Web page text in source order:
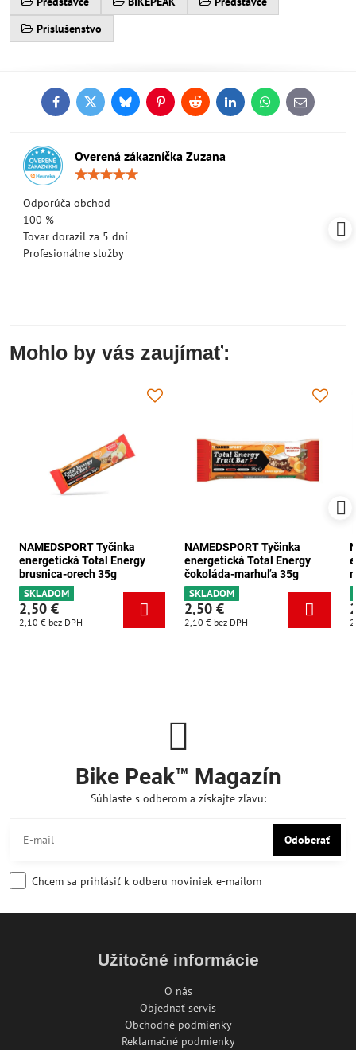
Príslušenstvo
FacebookTwitterBlueskyPinterestReddit LinkedInWhatsApp
E-
mail
Overená zákazníčka Zuzana
Odporúča obchod
100 %
Tovar dorazil za 5 dní
Profesionálne služby
Mohlo by vás zaujímať:
NAMEDSPORT Tyčinka
energetická Total Energy
brusnica-orech 35g
SKLADOM
2,50 €
2,10 € bez DPH
NAMEDSPORT Tyčinka
energetická Total Energy
čokoláda-marhuľa 35g
SKLADOM
2,50 €
2,10 € bez DPH
Bike Peak™ Magazín
Súhlaste s odberom a získajte zľavu:
Odoberať
Chcem sa prihlásiť k odberu noviniek e-mailom
Užitočné informácie
O nás
Objednať servis
Obchodné podmienky
Reklamačné podmienky